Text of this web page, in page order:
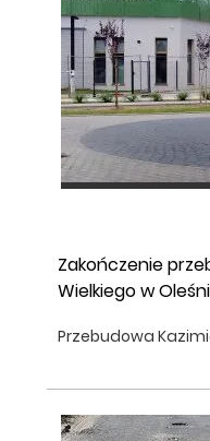
Zakończenie
Wielkiego w
Przebudowa